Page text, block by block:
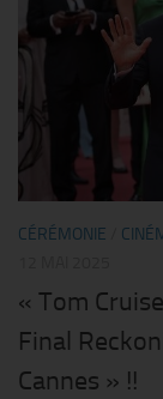
CÉRÉMONIE
« Tom
Final
Cannes » !!